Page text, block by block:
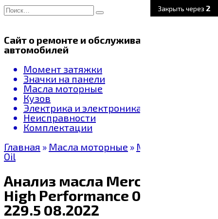
Закрыть через1
Перейти
к
Search
for:
Сайт о ремонте и обслуживании
автомобилей
Момент затяжки
Значки на панели
Масла моторные
Кузов
Электрика и электроника
Неисправности
Комплектации
Главная » Масла моторные » Mercedes Benz
Oil
Анализ масла Mercedes-AMG
High Performance 0W-40 MB
229.5 08.2022